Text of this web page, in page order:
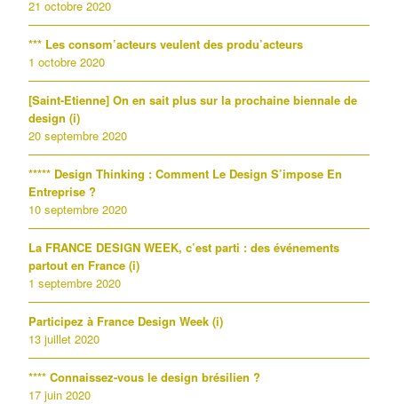
21 octobre 2020
*** Les consom’acteurs veulent des produ’acteurs
1 octobre 2020
[Saint-Etienne] On en sait plus sur la prochaine biennale de
design (i)
20 septembre 2020
***** Design Thinking : Comment Le Design S’impose En
Entreprise ?
10 septembre 2020
La FRANCE DESIGN WEEK, c’est parti : des événements
partout en France (i)
1 septembre 2020
Participez à France Design Week (i)
13 juillet 2020
**** Connaissez-vous le design brésilien ?
17 juin 2020